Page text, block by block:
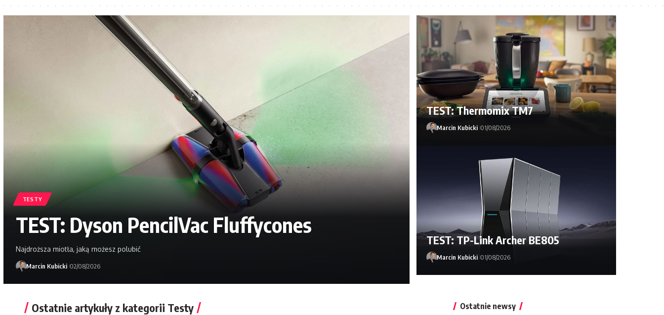
TESTY
TEST: Dyson PencilVac Fluffycones
Najdroższa miotła, jaką możesz polubić
Marcin Kubicki 02/08/2026
TEST: Thermomix TM7
Marcin Kubicki 01/08/2026
TEST: TP-Link Archer BE805
Marcin Kubicki 01/08/2026
Ostatnie artykuły z kategorii Testy Ostatnie newsy